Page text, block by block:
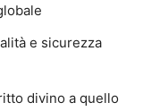
e sicurezza
divino a quello